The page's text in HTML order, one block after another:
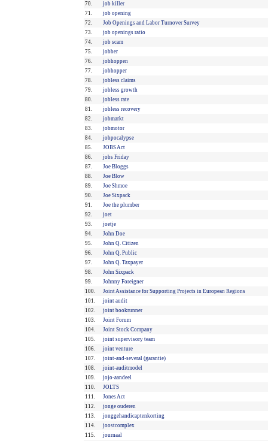
70.
job killer
71.
job opening
72.
Job Openings and Labor Turnover Survey
73.
job openings ratio
74.
job scam
75.
jobber
76.
jobhoppen
77.
jobhopper
78.
jobless claims
79.
jobless growth
80.
jobless rate
81.
jobless recovery
82.
jobmarkt
83.
jobmotor
84.
jobpocalypse
85.
JOBS Act
86.
jobs Friday
87.
Joe Bloggs
88.
Joe Blow
89.
Joe Shmoe
90.
Joe Sixpack
91.
Joe the plumber
92.
joet
93.
joetje
94.
John Doe
95.
John Q. Citizen
96.
John Q. Public
97.
John Q. Taxpayer
98.
John Sixpack
99.
Johnny Foreigner
100.
Joint Assistance for Supporting Projects in European Regions
101.
joint audit
102.
joint bookrunner
103.
Joint Forum
104.
Joint Stock Company
105.
joint supervisory team
106.
joint venture
107.
joint-and-several (garantie)
108.
joint-auditmodel
109.
jojo-aandeel
110.
JOLTS
111.
Jones Act
112.
jonge ouderen
113.
jonggehandicaptenkorting
114.
joostcomplex
115.
journaal